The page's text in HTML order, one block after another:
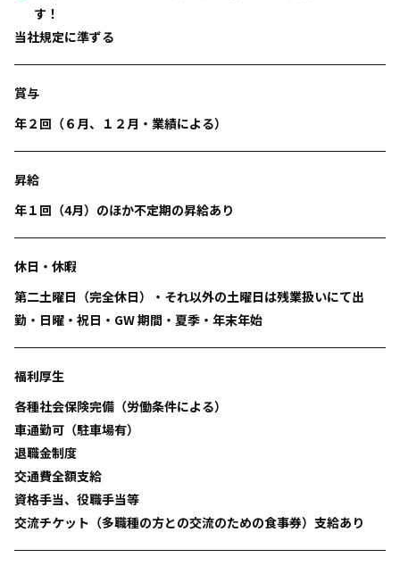
す！
当社規定に準ずる
賞与
年２回（６月、１２月・業績による）
昇給
年１回（4月）のほか不定期の昇給あり
休日・休暇
第二土曜日（完全休日）・それ以外の土曜日は残業扱いにて出
勤・日曜・祝日・GW 期間・夏季・年末年始
福利厚生
各種社会保険完備（労働条件による）
車通勤可（駐車場有）
退職金制度
交通費全額支給
資格手当、役職手当等
交流チケット（多職種の方との交流のための食事券）支給あり